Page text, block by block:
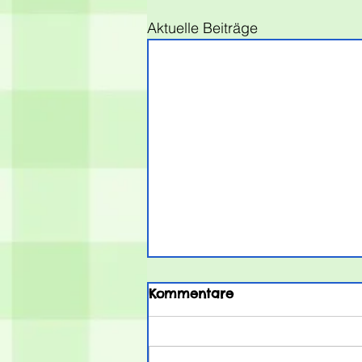
Aktuelle Beiträge
Kommentare